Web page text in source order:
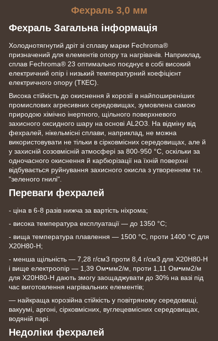
Фехраль 3,0 мм
Фехраль Загальна інформація
Холоднотягнутий дріт зі сплаву марки Fechroma®
призначений для елементів опору та нагрівачів. Наприклад,
сплав Fechroma® 23 оптимально поєднує в собі високий
електричний опір і низький температурний коефіцієнт
електричного опору (ТКЕС).
Висока стійкість до окиснення й корозії в найпоширеніших
промислових агресивних середовищах, зумовлена самою
природою хімічно інертного, щільного поверхневого
захисного оксидного шару на основі AL2О3. На відміну від
фехралей, нікельмісні сплави, наприклад, не можна
використовувати не тільки в сірковмісних середовищах, але й
у захисній созовмісній атмосфері за 800-950 °C, оскільки за
одночасного окиснення й карбюрізації на їхній поверхні
відбувається руйнування захисного окисла з утворенням т.н.
"зеленого гнилі".
Переваги фехралей
- ціна в 6-8 разів нижча за вартість ніхрома;
- висока температура експлуатації — до 1350 °C;
- вища температура плавлення — 1500 °C, проти 1400 °C для
Х20Н80-Н;
- менша щільність — 7,28 г/смЗ проти 8,4 г/смЗ для Х20Н80-Н
і вище електроопір — 1,39 Ом•мм2/м, проти 1,11 Ом•мм2/м
для Х20Н80-Н дають змогу заощаджувати до 30% на вазі під
час виготовлення нагрівальних елементів;
— найкраща корозійна стійкість у повітряному середовищі,
вакуумі, аргоні, сірковмісних, вуглецевмісних середовищах,
водяній парі.
Недоліки фехралей